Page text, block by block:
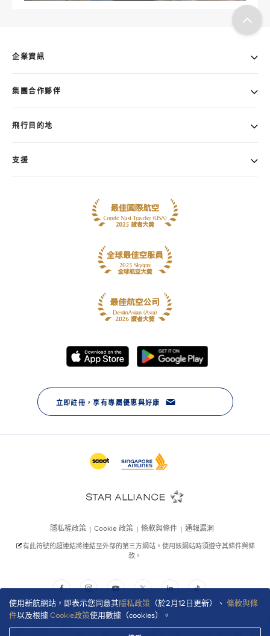
使用新航網站，即表示您同意其隱私政策 （於2月12日更新）、 條款與條
件以及根據Cookie政策使用數據（cookies）。